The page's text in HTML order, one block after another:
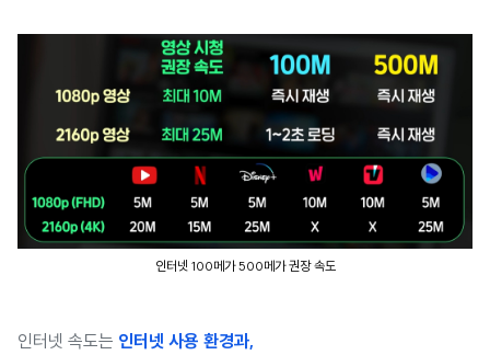
인터넷 100메가 500메가 권장 속도
인터넷 속도는 인터넷 사용 환경과,